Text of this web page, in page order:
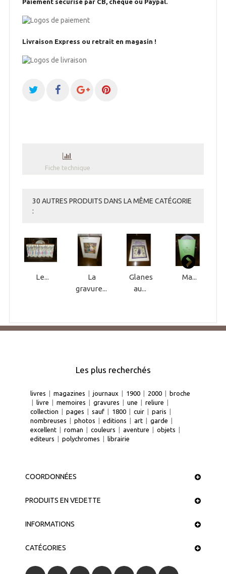
Paiement sécurisé par CB, chèque ou Paypal.
Livraison Express ou retrait en magasin !
Fiche technique
30 AUTRES PRODUITS DANS LA MÊME CATÉGORIE
:
Le...
La
gravure...
Glanes
au...
Ma...
Les plus recherchés
livres | magazines | journaux | 1900 | 2000 | broche
| livre | memoires | gravures | une | reliure |
collection | pages | sauf | 1800 | cuir | paris |
nombreuses | photos | editions | art | garde |
excellent | roman | couleurs | aventure | objets |
editeurs | polychromes | librairie
COORDONNÉES
PRODUITS EN VEDETTE
INFORMATIONS
CATÉGORIES